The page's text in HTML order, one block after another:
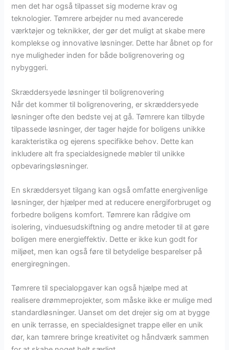
men det har også tilpasset sig moderne krav og
teknologier. Tømrere arbejder nu med avancerede
værktøjer og teknikker, der gør det muligt at skabe mere
komplekse og innovative løsninger. Dette har åbnet op for
nye muligheder inden for både boligrenovering og
nybyggeri.
Skræddersyede løsninger til boligrenovering
Når det kommer til boligrenovering, er skræddersyede
løsninger ofte den bedste vej at gå. Tømrere kan tilbyde
tilpassede løsninger, der tager højde for boligens unikke
karakteristika og ejerens specifikke behov. Dette kan
inkludere alt fra specialdesignede møbler til unikke
opbevaringsløsninger.
En skræddersyet tilgang kan også omfatte energivenlige
løsninger, der hjælper med at reducere energiforbruget og
forbedre boligens komfort. Tømrere kan rådgive om
isolering, vinduesudskiftning og andre metoder til at gøre
boligen mere energieffektiv. Dette er ikke kun godt for
miljøet, men kan også føre til betydelige besparelser på
energiregningen.
Tømrere til specialopgaver kan også hjælpe med at
realisere drømmeprojekter, som måske ikke er mulige med
standardløsninger. Uanset om det drejer sig om at bygge
en unik terrasse, en specialdesignet trappe eller en unik
dør, kan tømrere bringe kreativitet og håndværk sammen